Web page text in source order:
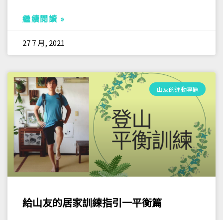
繼續閱讀 »
27 7 月, 2021
山友的運動專題
給山友的居家訓練指引一平衡篇